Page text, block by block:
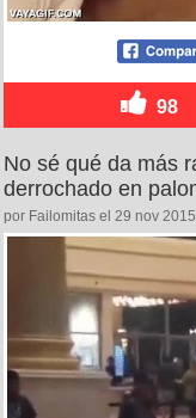
98
No sé qué da más
derrochado en
por Failomitas el 29 nov